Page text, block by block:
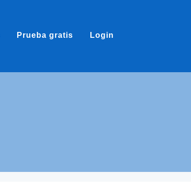
Prueba gratis Login